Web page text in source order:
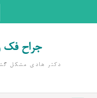
جراح فک
دکتر هادی مشکل